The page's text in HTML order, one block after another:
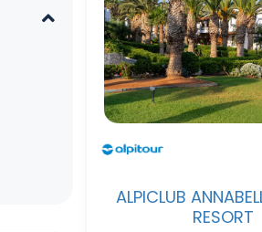
ALPICLUB
RESORT